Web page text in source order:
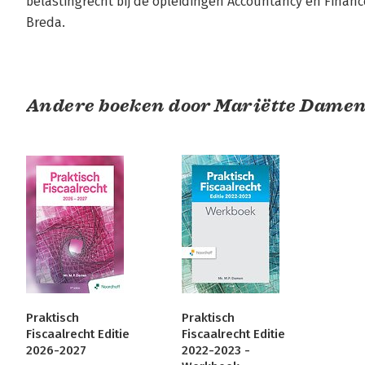
Breda.
Andere boeken door Mariëtte Damen
Praktisch
Fiscaalrecht Editie
2026-2027
Praktisch
Fiscaalrecht Editie
2022-2023 -